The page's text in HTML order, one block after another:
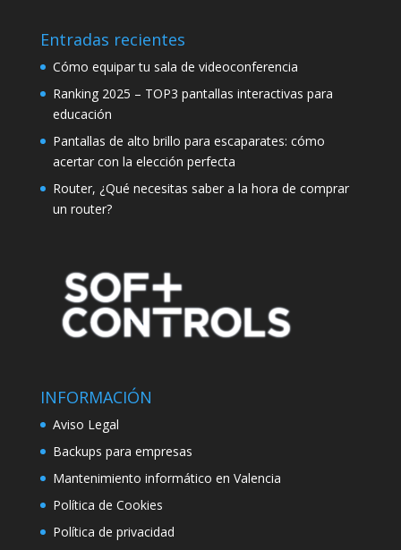
Entradas recientes
Cómo equipar tu sala de videoconferencia
Ranking 2025 – TOP3 pantallas interactivas para
educación
Pantallas de alto brillo para escaparates: cómo
acertar con la elección perfecta
Router, ¿Qué necesitas saber a la hora de comprar
un router?
INFORMACIÓN
Aviso Legal
Backups para empresas
Mantenimiento informático en Valencia
Política de Cookies
Política de privacidad